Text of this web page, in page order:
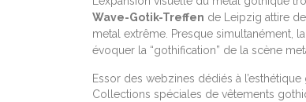
Wave-Gotik-Treffen de Leipzig attire
metal extrême. Presque simultanément,
évoquer la “gothification” de la scène
Essor des webzines dédiés à
Collections spéciales de vêtements